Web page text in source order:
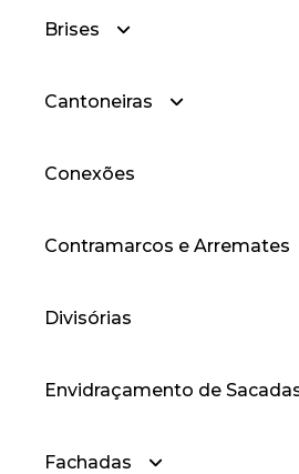
Brises
— Brise Curvado
— Brises
Cantoneiras
— Cantoneiras Abas
— Cantoneiras Abas
Conexões
Contramarcos e Arremates
Divisórias
Envidraçamento de
Fachadas